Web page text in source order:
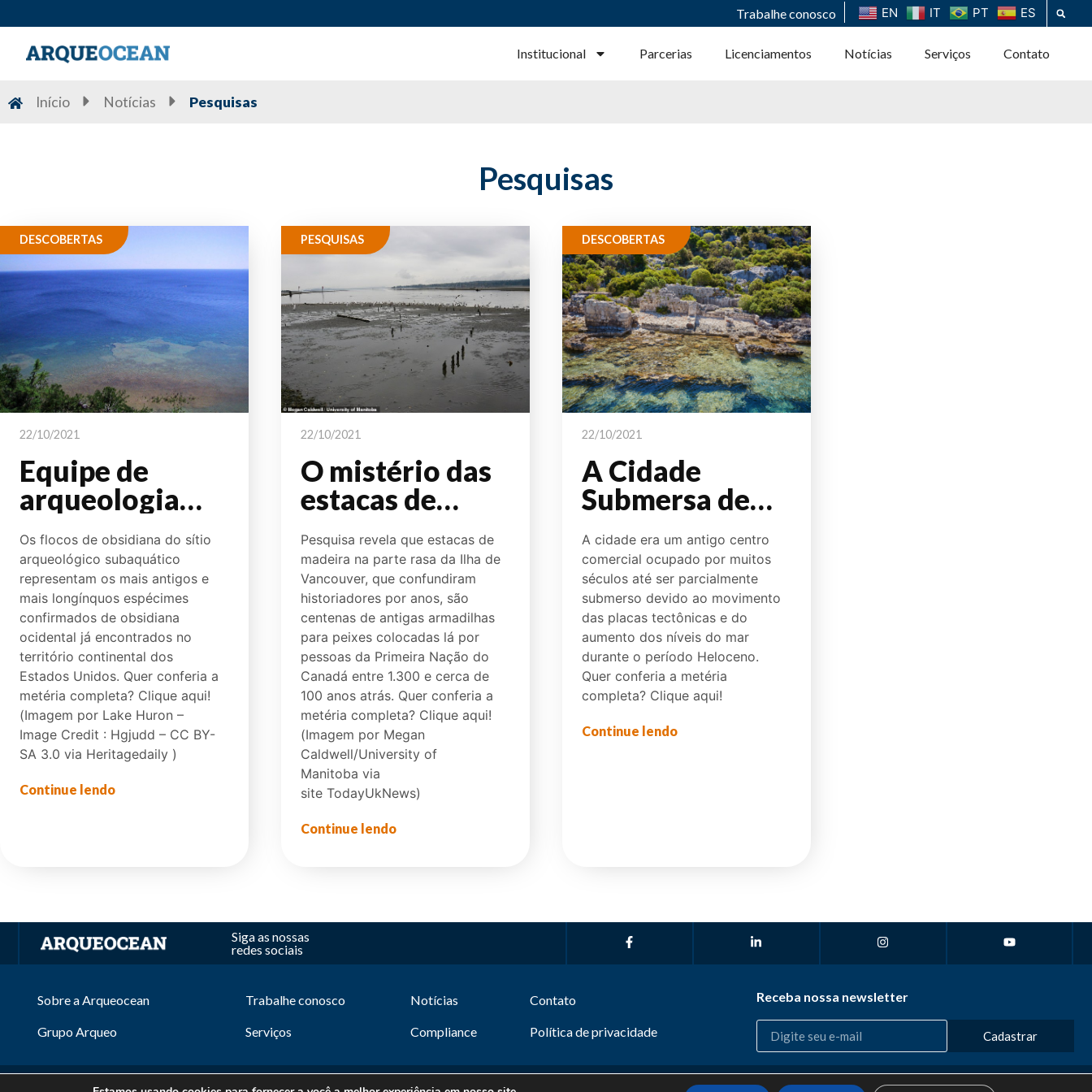
Trabalhe conosco EN IT PT ES
Institucional Parcerias Licenciamentos Notícias Serviços Contato
Início Notícias Pesquisas
Pesquisas
DESCOBERTAS
22/10/2021
Equipe de
arqueologia
subaquática
encontra flocos
de obsidiana
antigos a 3.000
quilômetros de
pedreira em
Oregon, nos
Estados
Unidos.
Os flocos de obsidiana do sítio
arqueológico subaquático
representam os mais antigos e
mais longínquos espécimes
confirmados de obsidiana
ocidental já encontrados no
território continental dos
Estados Unidos. Quer conferia a
metéria completa? Clique aqui!
(Imagem por Lake Huron –
Image Credit : Hgjudd – CC BY-
SA 3.0 via Heritagedaily )
Continue lendo
PESQUISAS
22/10/2021
O mistério das
estacas de
madeira do
Canadá é
resolvido
Pesquisa revela que estacas de
madeira na parte rasa da Ilha de
Vancouver, que confundiram
historiadores por anos, são
centenas de antigas armadilhas
para peixes colocadas lá por
pessoas da Primeira Nação do
Canadá entre 1.300 e cerca de
100 anos atrás. Quer conferia a
metéria completa? Clique aqui!
(Imagem por Megan
Caldwell/University of
Manitoba via
site TodayUkNews)
Continue lendo
DESCOBERTAS
22/10/2021
A Cidade
Submersa de
Dolichiste
A cidade era um antigo centro
comercial ocupado por muitos
séculos até ser parcialmente
submerso devido ao movimento
das placas tectônicas e do
aumento dos níveis do mar
durante o período Heloceno.
Quer conferia a metéria
completa? Clique aqui!
Continue lendo
Siga as nossas
redes sociais
Sobre a Arqueocean
Grupo Arqueo
Trabalhe conosco
Serviços
Notícias
Compliance
Contato
Política de privacidade
Receba nossa newsletter
Cadastrar
Desenvolvido por: